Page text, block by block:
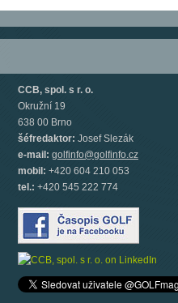
CCB, spol. s r. o.
Okružní 19
638 00 Brno
šéfredaktor: Josef Slezák
e-mail: golfinfo@golfinfo.cz
mobil: +420 604 210 053
tel.: +420 545 222 774